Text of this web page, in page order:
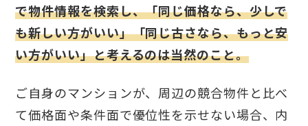
で物件情報を検索し、「同じ価格なら、少しで
も新しい方がいい」「同じ古さなら、もっと安
い方がいい」と考えるのは当然のこと。
ご自身のマンションが、周辺の競合物件と比べ
て価格面や条件面で優位性を示せない場合、内